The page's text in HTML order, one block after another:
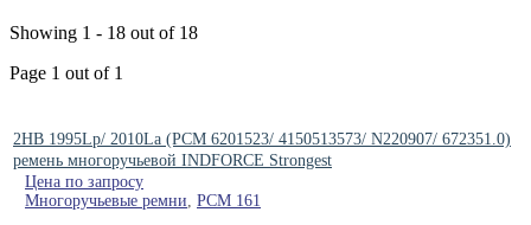
Showing 1 - 18 out of 18
Page 1 out of 1
2HB 1995Lp/ 2010La (РСМ 6201523/ 4150513573/ N220907/ 672351.0)
ремень многоручьевой INDFORCE Strongest
Цена по запросу
Многоручьевые ремни РСМ 161